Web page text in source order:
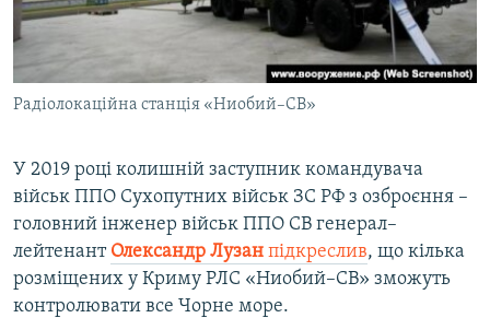
Радіолокаційна станція «Ниобий–СВ»
У 2019 році колишній заступник командувача
військ ППО Сухопутних військ ЗС РФ з озброєння –
головний інженер військ ППО СВ генерал–
лейтенант Олександр Лузан підкреслив, що кілька
розміщених у Криму РЛС «Ниобий–СВ» зможуть
контролювати все Чорне море.